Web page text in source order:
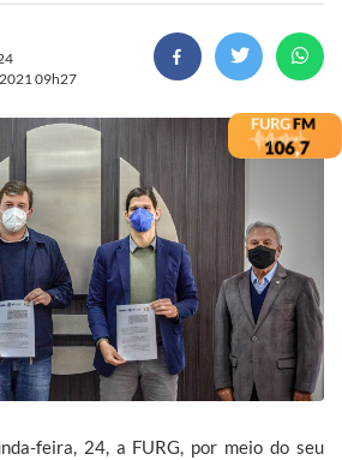
09h27
feira, 24, a FURG, por meio do seu